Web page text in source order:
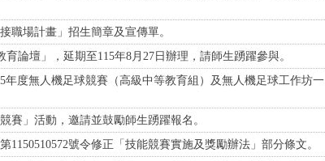
職場計畫」招生簡章及宣傳單。
論壇」，延期至115年8月27日辦理，請師生踴躍參與。
年度無人機足球競賽（高級中等教育組）及無人機足球工作坊一
賽」活動，邀請並鼓勵師生踴躍報名。
號令修正「技能競賽實施及獎勵辦法」部分條文。